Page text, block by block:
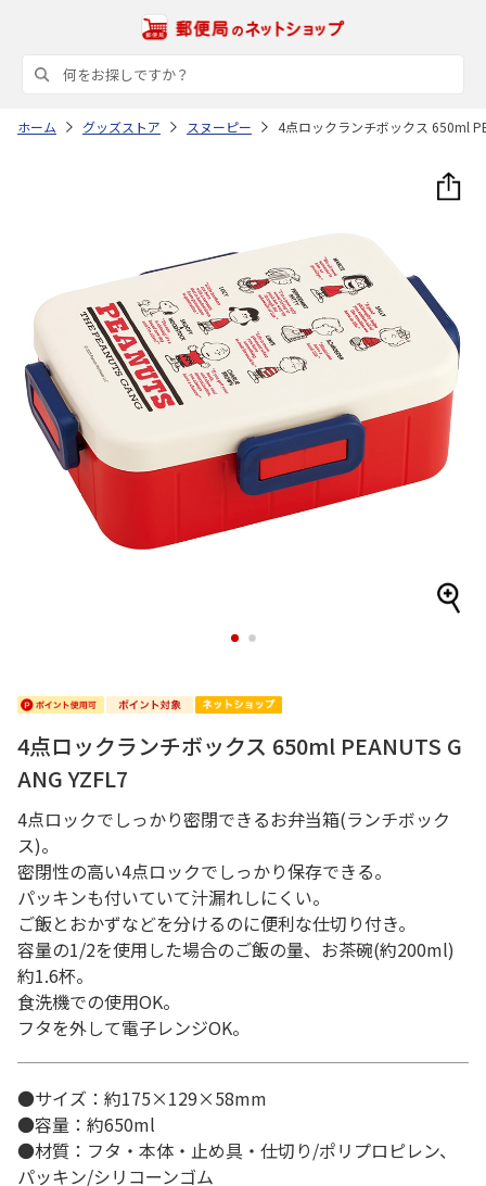
ホーム グッズストア スヌーピー 4点ロックランチボックス 650ml
1 2
4点ロックランチボックス 650ml PEANUTS G
ANG YZFL7
4点ロックでしっかり密閉できるお弁当箱(ランチボック
ス)。
密閉性の高い4点ロックでしっかり保存できる。
パッキンも付いていて汁漏れしにくい。
ご飯とおかずなどを分けるのに便利な仕切り付き。
容量の1/2を使用した場合のご飯の量、お茶碗(約200ml)
約1.6杯。
食洗機での使用OK。
フタを外して電子レンジOK。
●サイズ：約175×129×58mm
●容量：約650ml
●材質：フタ・本体・止め具・仕切り/ポリプロピレン、
パッキン/シリコーンゴム